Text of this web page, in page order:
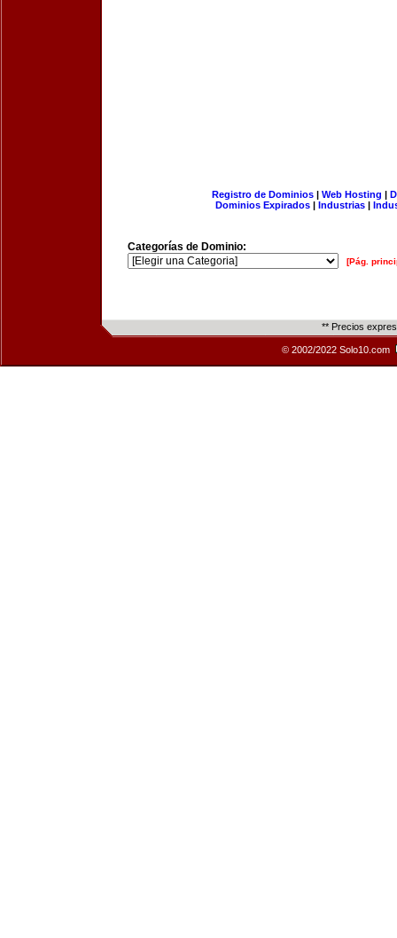
Registro de Dominios| Web Hosting |
Dominios Expirados | Industrias |
Categorías de Dominio:
[Pág.
** Precios
© 2002/2022 Solo10.com